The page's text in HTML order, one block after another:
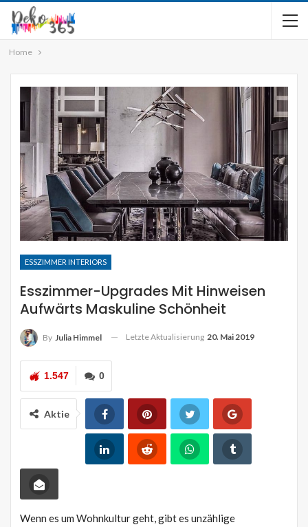
Home
ESSZIMMER INTERIORS
Esszimmer-Upgrades Mit Hinweisen
Aufwärts Maskuline Schönheit
By Julia Himmel Letzte Aktualisierung 20. Mai 2019
0
1.547
Aktie
Wenn es um Wohnkultur geht, gibt es unzählige